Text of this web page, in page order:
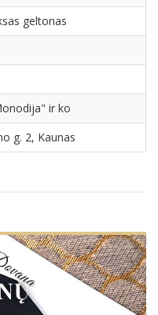
geltonas
ir ko
g. 2, Kaunas